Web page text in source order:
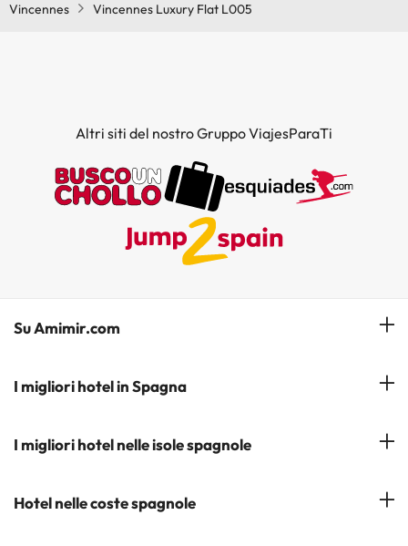
Vincennes
Vincennes Luxury Flat L005
Altri siti del nostro Gruppo ViajesParaTi
Su Amimir.com
Il Nostro Team
Iscrivetevi alla nostra newsletter
I migliori hotel in Spagna
Hotel a Salou
Hotel a Cádiz
I migliori hotel nelle isole spagnole
Hotel a Tenerife
Hotel nelle coste spagnole